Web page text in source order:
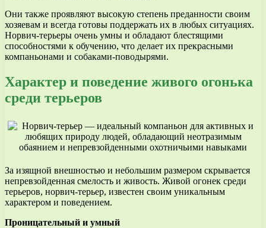
Они также проявляют высокую степень преданности своим
хозяевам и всегда готовы поддержать их в любых ситуациях.
Норвич-терьеры очень умны и обладают блестящими
способностями к обучению, что делает их прекрасными
компаньонами и собаками-поводырями.
Характер и поведение живого огонька
среди терьеров
За изящной внешностью и небольшим размером скрывается
непревзойденная смелость и живость. Живой огонек среди
терьеров, норвич-терьер, известен своим уникальным
характером и поведением.
Проницательный и умный